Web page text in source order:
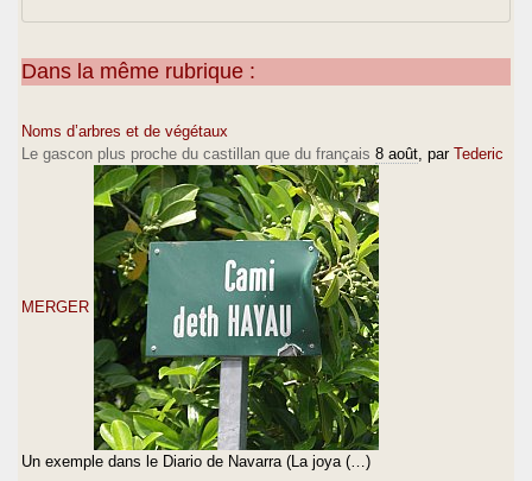
Dans la même rubrique :
Noms d’arbres et de végétaux
Le gascon plus proche du castillan que du français 8 août , par Tederic
MERGER
Un exemple dans le Diario de Navarra (La joya (…)